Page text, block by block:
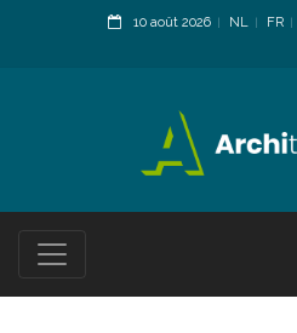
10 août 2026 NL FR